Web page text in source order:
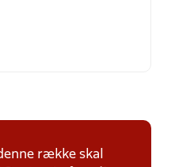
række skal